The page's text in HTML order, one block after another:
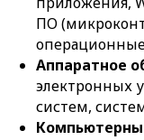
ПО
Аппаратное
электронных
систем,